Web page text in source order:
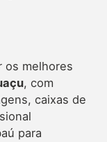
os melhores
, com
caixas de
para